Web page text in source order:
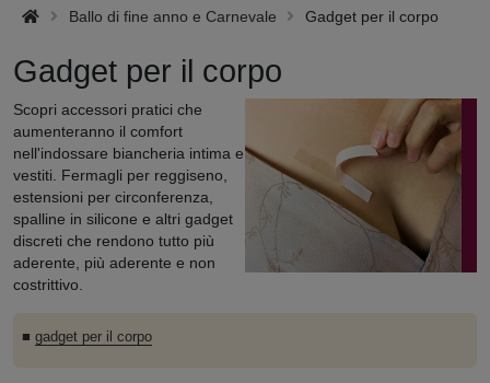
Ballo di fine anno e Carnevale Gadget per il corpo
Gadget per il corpo
Scopri accessori pratici che
aumenteranno il comfort
nell'indossare biancheria intima e
vestiti. Fermagli per reggiseno,
estensioni per circonferenza,
spalline in silicone e altri gadget
discreti che rendono tutto più
aderente, più aderente e non
costrittivo.
■ gadget per il corpo